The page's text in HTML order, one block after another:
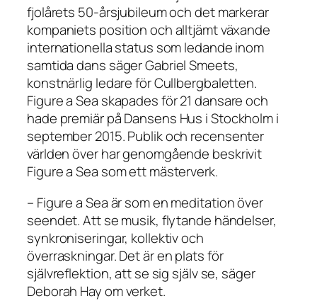
fjolårets 50-årsjubileum och det markerar
kompaniets position och alltjämt växande
internationella status som ledande inom
samtida dans säger Gabriel Smeets,
konstnärlig ledare för Cullbergbaletten.
Figure a Sea skapades för 21 dansare och
hade premiär på Dansens Hus i Stockholm i
september 2015. Publik och recensenter
världen över har genomgående beskrivit
Figure a Sea som ett mästerverk.
– Figure a Sea är som en meditation över
seendet. Att se musik, flytande händelser,
synkroniseringar, kollektiv och
överraskningar. Det är en plats för
självreflektion, att se sig själv se, säger
Deborah Hay om verket.